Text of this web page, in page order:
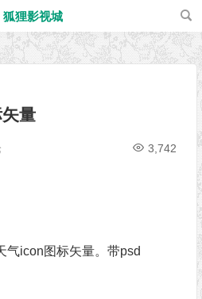
狐狸影视城
量
3,742
气icon图标矢量。带psd